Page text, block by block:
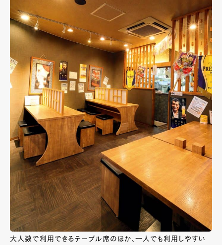
大人数で利用できるテーブル席のほか、一人でも利用しやすい